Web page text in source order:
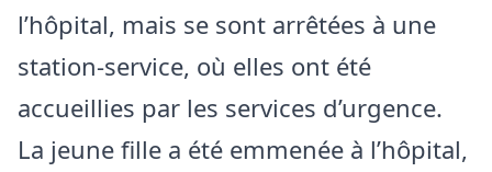
l’hôpital, mais se sont arrêtées à une
station-service, où elles ont été
accueillies par les services d’urgence.
La jeune fille a été emmenée à l’hôpital,